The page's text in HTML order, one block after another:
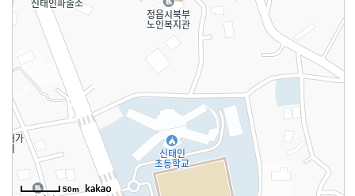
50m